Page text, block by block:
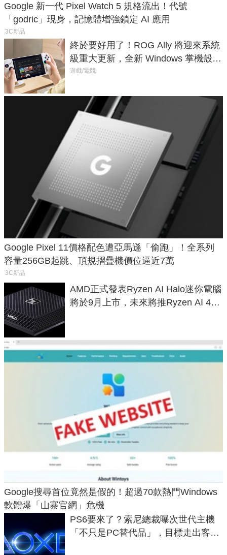
Google 新一代 Pixel Watch 5 規格流出！代號
「godric」現身，記憶體增強鎖定 AI 應用
3C新品
終於要好用了！ROG Ally 將迎來系統
級重大更新，全新 Windows 掌機殼模
式讓操作就像 Xbox 一樣順暢
遊戲/電競
Google Pixel 11價格配色遭亞馬遜「偷跑」！全系列
容量256GB起跳、頂規摺疊機價位逼近7萬
3C新品
AMD正式發表Ryzen AI Halo迷你電腦
將於9月上市，未來將推Ryzen AI 400
Google搜尋首位竟然是假的！超過70款熱門Windows
軟體爆「山寨官網」危機
PS6要來了？索尼總裁曝次世代主機
「不只是PC替代品」，目標走出客